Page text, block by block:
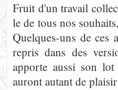
Fruit d'un travail
le de tous nos
Quelques-uns de ces
repris dans des
apporte aussi son
auront autant de